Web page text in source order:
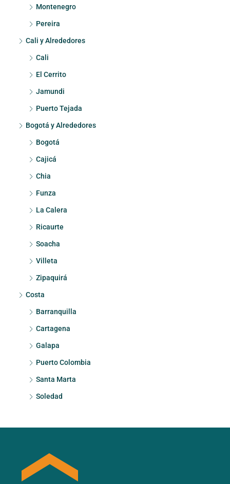
Montenegro
Pereira
Cali y Alrededores
Cali
El Cerrito
Jamundi
Puerto Tejada
Bogotá y Alrededores
Bogotá
Cajicá
Chia
Funza
La Calera
Ricaurte
Soacha
Villeta
Zipaquirá
Costa
Barranquilla
Cartagena
Galapa
Puerto Colombia
Santa Marta
Soledad